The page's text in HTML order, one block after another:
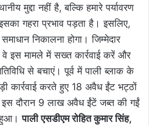
मुद्दा नहीं है, बल्कि हमारे पर्यावरण
गहरा प्रभाव पड़ता है। इसलिए,
निकालना होगा। जिम्मेदार
इस मामले में सख्त कार्रवाई करें और
से बचाएं। पूर्व में पाली ब्लाक के
कार्रवाई करते हुए 18 अवैध ईंट भट्ठों
इस दौरान 9 लाख अवैध ईंटें जब्त की गईं
हुआ।पाली एसडीएम रोहित कुमार सिंह,